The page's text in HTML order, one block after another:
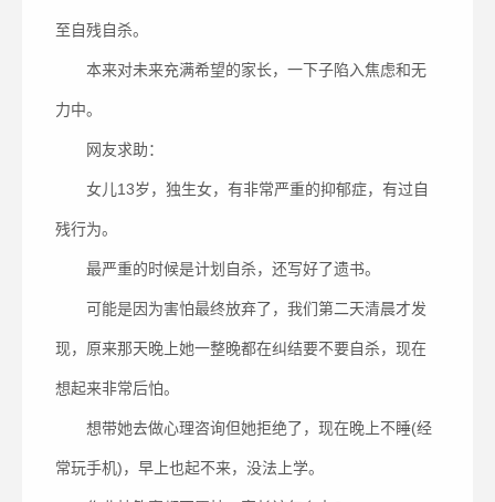
至自残自杀。
本来对未来充满希望的家长，一下子陷入焦虑和无
力中。
网友求助：
女儿13岁，独生女，有非常严重的抑郁症，有过自
残行为。
最严重的时候是计划自杀，还写好了遗书。
可能是因为害怕最终放弃了，我们第二天清晨才发
现，原来那天晚上她一整晚都在纠结要不要自杀，现在
想起来非常后怕。
想带她去做心理咨询但她拒绝了，现在晚上不睡(经
常玩手机)，早上也起不来，没法上学。